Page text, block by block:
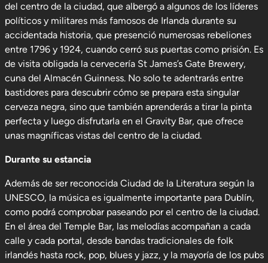
del centro de la ciudad, que albergó a algunos de los líderes
políticos y militares más famosos de Irlanda durante su
accidentada historia, que presenció numerosas rebeliones
entre 1796 y 1924, cuando cerró sus puertas como prisión. Es
de visita obligada la cervecería St James’s Gate Brewery,
cuna del Almacén Guinness. No solo te adentrarás entre
bastidores para descubrir cómo se prepara esta singular
cerveza negra, sino que también aprenderás a tirar la pinta
perfecta y luego disfrutarla en el Gravity Bar, que ofrece
unas magníficas vistas del centro de la ciudad.
Durante su estancia
Además de ser reconocida Ciudad de la Literatura según la
UNESCO, la música es igualmente importante para Dublín,
como podrá comprobar paseando por el centro de la ciudad.
En el área del Temple Bar, las melodías acompañan a cada
calle y cada portal, desde bandas tradicionales de folk
irlandés hasta rock, pop, blues y jazz, y la mayoría de los pubs